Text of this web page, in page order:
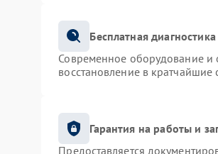
Бесплатная
Современное оборудование и
восстановление в
Гарантия на работы и
Предоставляется